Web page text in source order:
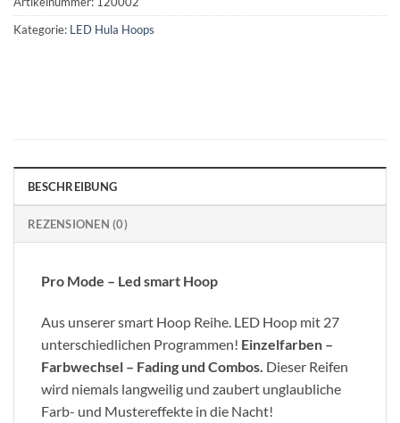
Kategorie: LED Hula Hoops
BESCHREIBUNG
REZENSIONEN (0)
Pro Mode – Led smart Hoop
Aus unserer smart Hoop Reihe. LED Hoop mit 27
unterschiedlichen Programmen! Einzelfarben –
Farbwechsel – Fading und Combos. Dieser Reifen
wird niemals langweilig und zaubert unglaubliche
Farb- und Mustereffekte in die Nacht!